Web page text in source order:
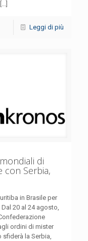
Leggi di più
di
con Serbia,
in Brasile per
20 al 24 agosto,
ordini di mister
sfiderà la Serbia,